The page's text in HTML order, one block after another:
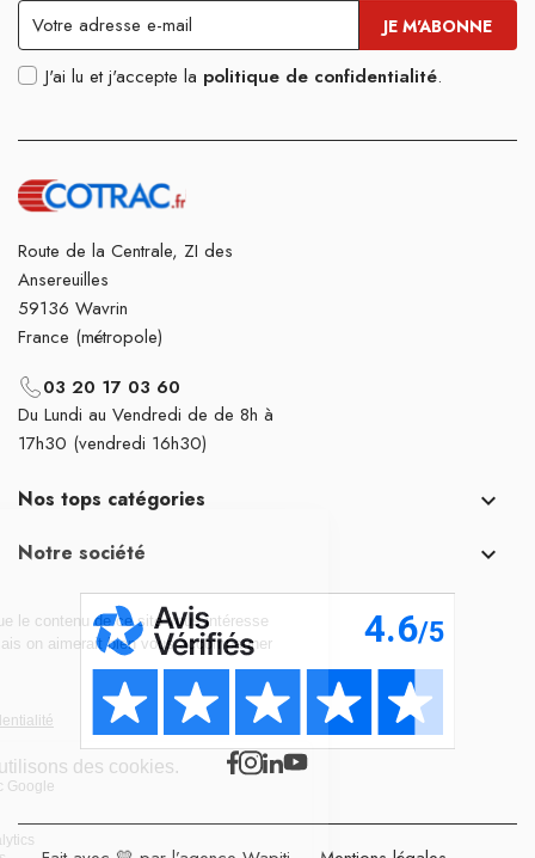
J'ai lu et j'accepte la politique de confidentialité.
Route de la Centrale, ZI des
Ansereuilles
59136 Wavrin
France (métropole)
03 20 17 03 60
Du Lundi au Vendredi de de 8h à
17h30 (vendredi 16h30)
Nos tops catégories 
Notre société 